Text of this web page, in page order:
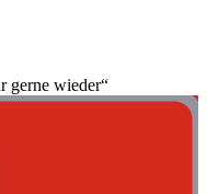
gerne wieder“